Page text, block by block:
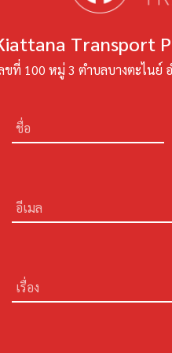
Transport
ขที่ 100 หมู่ 3 ตำบลบางตะไนย์
ชื่อ
อีเมล
เรื่อง